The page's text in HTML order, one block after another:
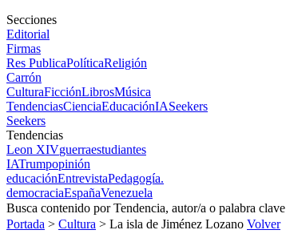
Secciones
Editorial
Firmas
Res PublicaPolíticaReligión
Carrón
CulturaFicciónLibrosMúsica
TendenciasCienciaEducaciónIASeekers
Seekers
Tendencias
Leon XIVguerraestudiantes
IATrumpopinión
educaciónEntrevistaPedagogía.
democraciaEspañaVenezuela
Busca contenido por Tendencia, autor/a o palabra clave
Portada > Cultura > La isla de Jiménez Lozano Volver